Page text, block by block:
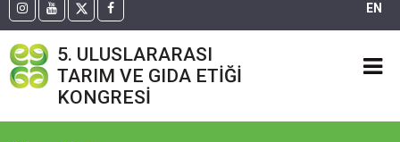
EN
5. ULUSLARARASI
TARIM VE GIDA ETİĞİ
KONGRESİ